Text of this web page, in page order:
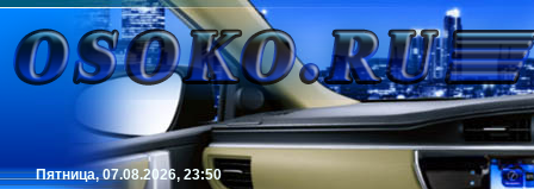
Пятница, 07.08.2026, 23:50